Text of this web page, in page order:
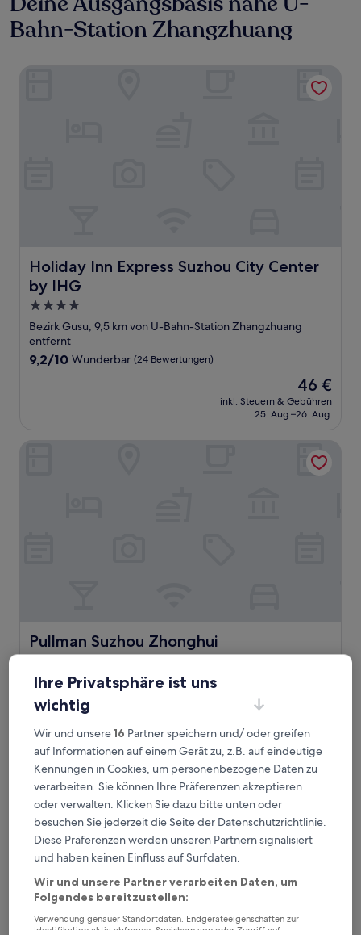
Bahn-Station Zhangzhuang
Holiday Inn Express Suzhou City Center
by IHG
Holiday Inn Express Suzhou City Center by IHG
4.0-
Sterne-
Unterkunft
Bezirk Gusu, 9,5 km von U-Bahn-Station Zhangzhuang
entfernt
9.2
9,2/10 Wunderbar (24 Bewertungen)
Der
Preis
beträgt
46 €
inkl. Steuern & Gebühren
25. Aug.–26. Aug.
Pullman Suzhou Zhonghui
Pullman Suzhou Zhonghui
Sterne-
Unterkunft
Bezirk Xiang Cheng, 5,4 km von U-Bahn-Station
Zhangzhuang entfernt
9.0
von
10,
Wunderbar,
(14
Bewertungen)
9,0/10 Wunderbar
Der
Preis
beträgt
70 €
inkl. Steuern & Gebühren
9. Aug.–10. Aug.
AC Hotel by Marriott Suzhou China
Ihre Privatsphäre ist uns
wichtig
Wir und unsere16 Partner speichern und/ oder greifen
auf Informationen auf einem Gerät zu, z.B. auf eindeutige
Kennungen in Cookies, um personenbezogene Daten zu
verarbeiten. Sie können Ihre Präferenzen akzeptieren
oder verwalten. Klicken Sie dazu bitte unten oder
besuchen Sie jederzeit die Seite der Datenschutzrichtlinie.
Diese Präferenzen werden unseren Partnern signalisiert
und haben keinen Einfluss auf Surfdaten.
Wir und unsere Partner verarbeiten Daten, um
Folgendes bereitzustellen:
Verwendung genauer Standortdaten. Endgeräteeigenschaften zur
Identifikation aktiv abfragen. Speichern von oder Zugriff auf